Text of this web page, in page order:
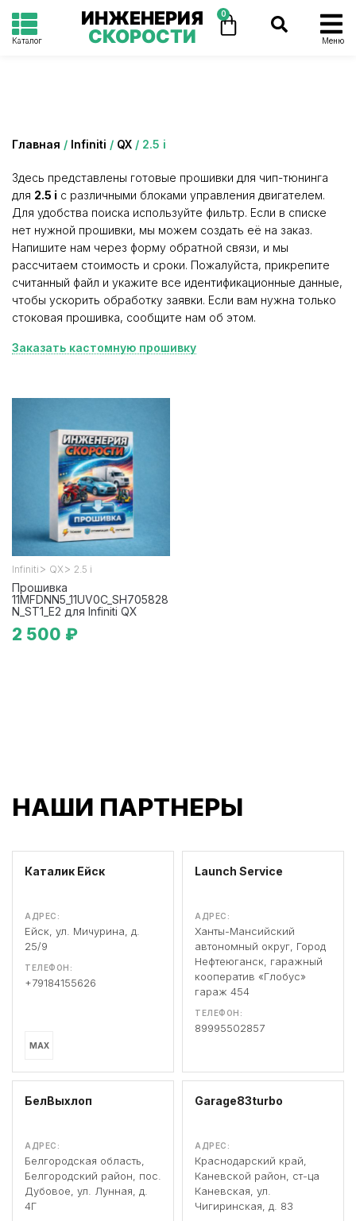
Каталог
ИНЖЕНЕРИЯ
СКОРОСТИ
0
Меню
Главная / Infiniti / QX / 2.5 i
Здесь представлены готовые прошивки для чип-тюнинга
для 2.5 i с различными блоками управления двигателем.
Для удобства поиска используйте фильтр. Если в списке
нет нужной прошивки, мы можем создать её на заказ.
Напишите нам через форму обратной связи, и мы
рассчитаем стоимость и сроки. Пожалуйста, прикрепите
считанный файл и укажите все идентификационные данные,
чтобы ускорить обработку заявки. Если вам нужна только
стоковая прошивка, сообщите нам об этом.
Заказать кастомную прошивку
Infiniti > QX> 2.5 i
Прошивка
11MFDNN5_11UV0C_SH705828
N_ST1_E2 для Infiniti QX
2 500 ₽
НАШИ ПАРТНЕРЫ
Каталик Ейск
АДРЕС:
Ейск, ул. Мичурина, д.
25/9
ТЕЛЕФОН:
+79184155626
MAX
Launch Service
АДРЕС:
Ханты-Мансийский
автономный округ, Город
Нефтеюганск, гаражный
кооператив «Глобус»
гараж 454
ТЕЛЕФОН:
89995502857
БелВыхлоп
АДРЕС:
Белгородская область,
Белгородский район, пос.
Дубовое, ул. Лунная, д.
4Г
Garage83turbo
АДРЕС:
Краснодарский край,
Каневской район, ст-ца
Каневская, ул.
Чигиринская, д. 83